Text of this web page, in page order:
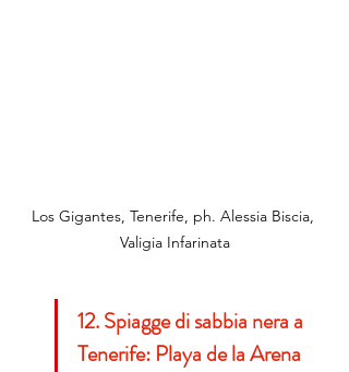
Los Gigantes, Tenerife, ph. Alessia Biscia,
Valigia Infarinata
12. Spiagge di sabbia nera a
Tenerife: Playa de la Arena